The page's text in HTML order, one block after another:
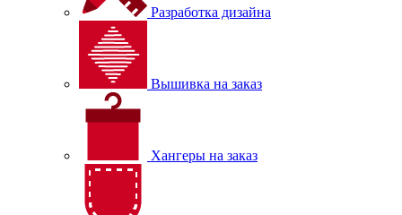
Разработка дизайна
Вышивка на заказ
Хангеры на заказ